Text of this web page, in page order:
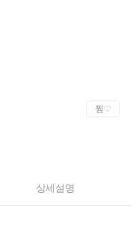
찜
상세설명